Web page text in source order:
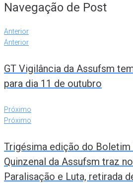
Navegação de Post
Anterior
Anterior
GT Vigilância da Assufsm
para dia 11 de outubro
Próximo
Próximo
Trigésima edição do
Quinzenal da Assufsm traz
Paralisação e Luta, retirada